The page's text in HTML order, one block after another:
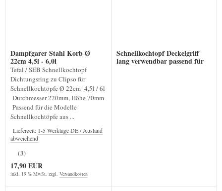
Dampfgarer Stahl Korb Ø
22cm 4,5l - 6,0l
Tefal / SEB Schnellkochtopf
Dichtungsring zu Clipso für
Schnellkochtöpfe Ø 22cm 4,5l / 6l
Durchmesser 220mm, Höhe 70mm
Passend für die Modelle
Schnellkochtöpfe aus ...
Lieferzeit: 1-5 Werktage DE / Ausland
abweichend
(3)
17,90 EUR
inkl. 19 % MwSt. zzgl. Versandkosten
Schnellkochtopf Deckelgriff
lang verwendbar passend für